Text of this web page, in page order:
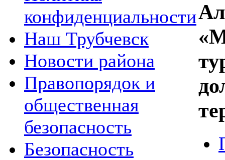
конфиденциальности
Наш Трубчевск
Новости района
Правопорядок и
общественная
безопасность
Безопасность